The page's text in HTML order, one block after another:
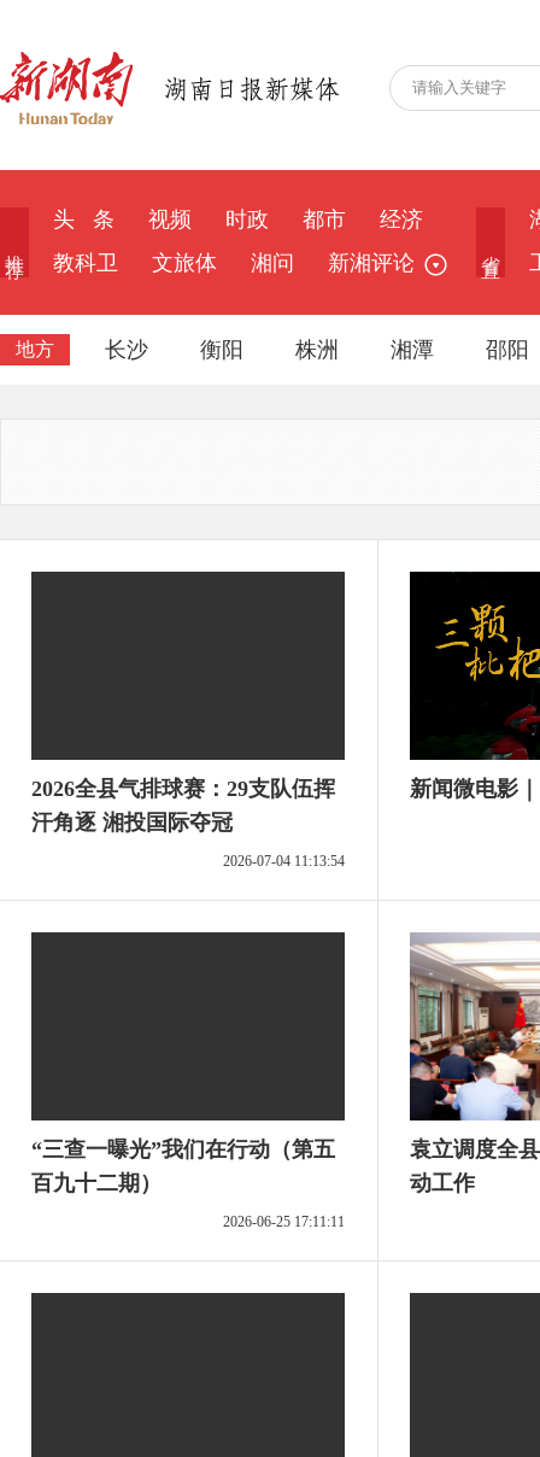
头 条 视频 时政 都市
经济
教科卫
文旅体 湘问 新湘评论
地方 长沙 衡阳 株洲 湘潭 邵阳
2026全县气排球赛：29支队伍挥
汗角逐 湘投国际夺冠
2026-07-04 11:13:54
新闻微电影
“三查一曝光”我们在行动（第五
百九十二期）
2026-06-25 17:11:11
袁立调度全
动工作